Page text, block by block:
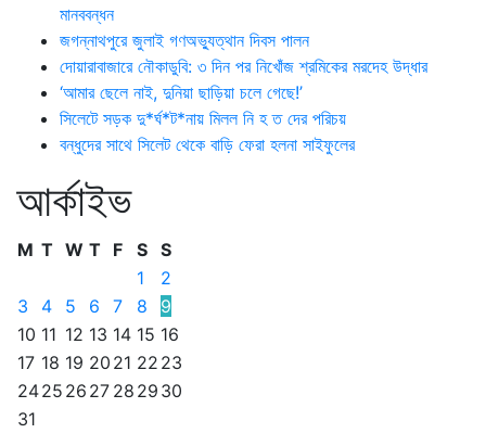
মানববন্ধন
জগন্নাথপুরে জুলাই গণঅভ্যুত্থান দিবস পালন
দোয়ারাবাজারে নৌকাডুবি: ৩ দিন পর নিখোঁজ শ্রমিকের মরদেহ উদ্ধার
‘আমার ছেলে নাই, দুনিয়া ছাড়িয়া চলে গেছে!’
সিলেটে সড়ক দু*র্ঘ*ট*নায় মিলল নি হ ত দের পরিচয়
বন্ধুদের সাথে সিলেট থেকে বাড়ি ফেরা হলনা সাইফুলের
আর্কাইভ
M T W T F S S
1
2
3
4 5 6 7 8
9
10 11 12 13 14 15 16
17 18 19 20 21 22 23
2425 26 27 28 29 30
31